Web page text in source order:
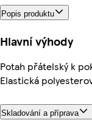
Popis produktu
Hlavní výhody
Potah přátelský k
Elastická
Skladování a příprava